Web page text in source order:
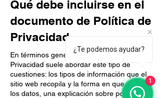
Qué debe incluirse en el
documento de Política de
Privacidad
En términos generales, una Política de
Privacidad suele abordar este tipo de
cuestiones: los tipos de información que el
sitio web recopila y la forma en que recopila
los datos, una explicación sobre por qué el
¿Te podemos ayudar?
1